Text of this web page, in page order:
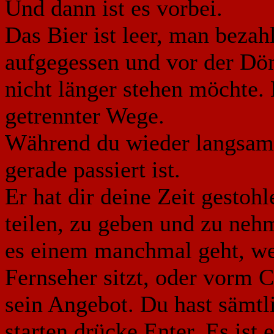
Und dann ist es vorbei.
Das Bier ist leer, man
aufgegessen und vor der
nicht länger stehen
getrennter Wege.
Während du wieder
gerade passiert ist.
Er hat dir deine Zeit
teilen, zu geben und zu
es einem manchmal geht,
Fernseher sitzt, oder vorm
sein Angebot. Du hast